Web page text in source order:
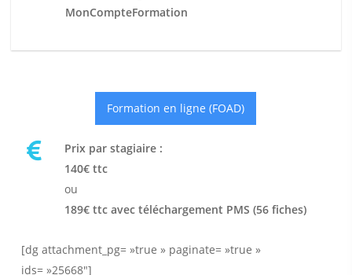
MonCompteFormation
Formation en ligne (FOAD)
Prix par stagiaire :
140€ ttc
ou
189€ ttc avec téléchargement PMS (56 fiches)
[dg attachment_pg= »true » paginate= »true »
ids= »25668″]